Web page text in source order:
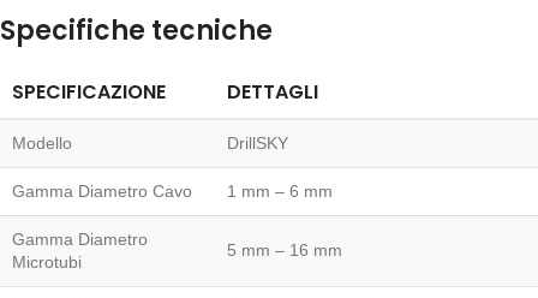
Specifiche tecniche
SPECIFICAZIONE DETTAGLI
Modello DrillSKY
Gamma Diametro Cavo 1 mm – 6 mm
Gamma Diametro
Microtubi
5 mm – 16 mm